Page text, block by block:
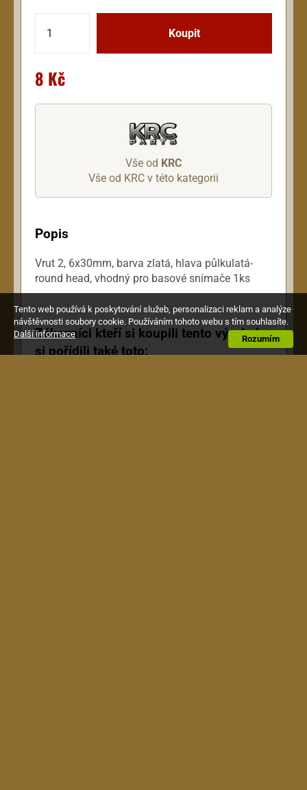
8 Kč
Vše od KRC
Vše od KRC v této kategorii
Popis
Vrut 2, 6x30mm, barva zlatá, hlava půlkulatá-
round head, vhodný pro basové snímače 1ks
Zákazníci kteří si koupili tento výrobek,
si pořídili také toto:
Tento web používá k poskytování služeb, personalizaci reklam a analýze
návštěvnosti soubory cookie. Používáním tohoto webu s tím souhlasíte.
Rozumím
Další informace